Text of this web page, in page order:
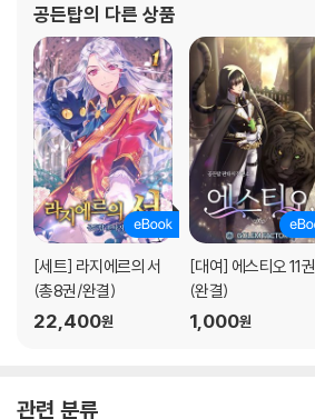
공든탑의 다른 상품
[세트] 라지에르의 서
(총8권/완결)
22,400원
[대여] 에스티오 11권
(완결)
1,000원
관련 분류